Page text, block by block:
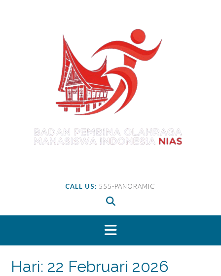
CALL US: 555-PANORAMIC
Hari: 22 Februari 2026